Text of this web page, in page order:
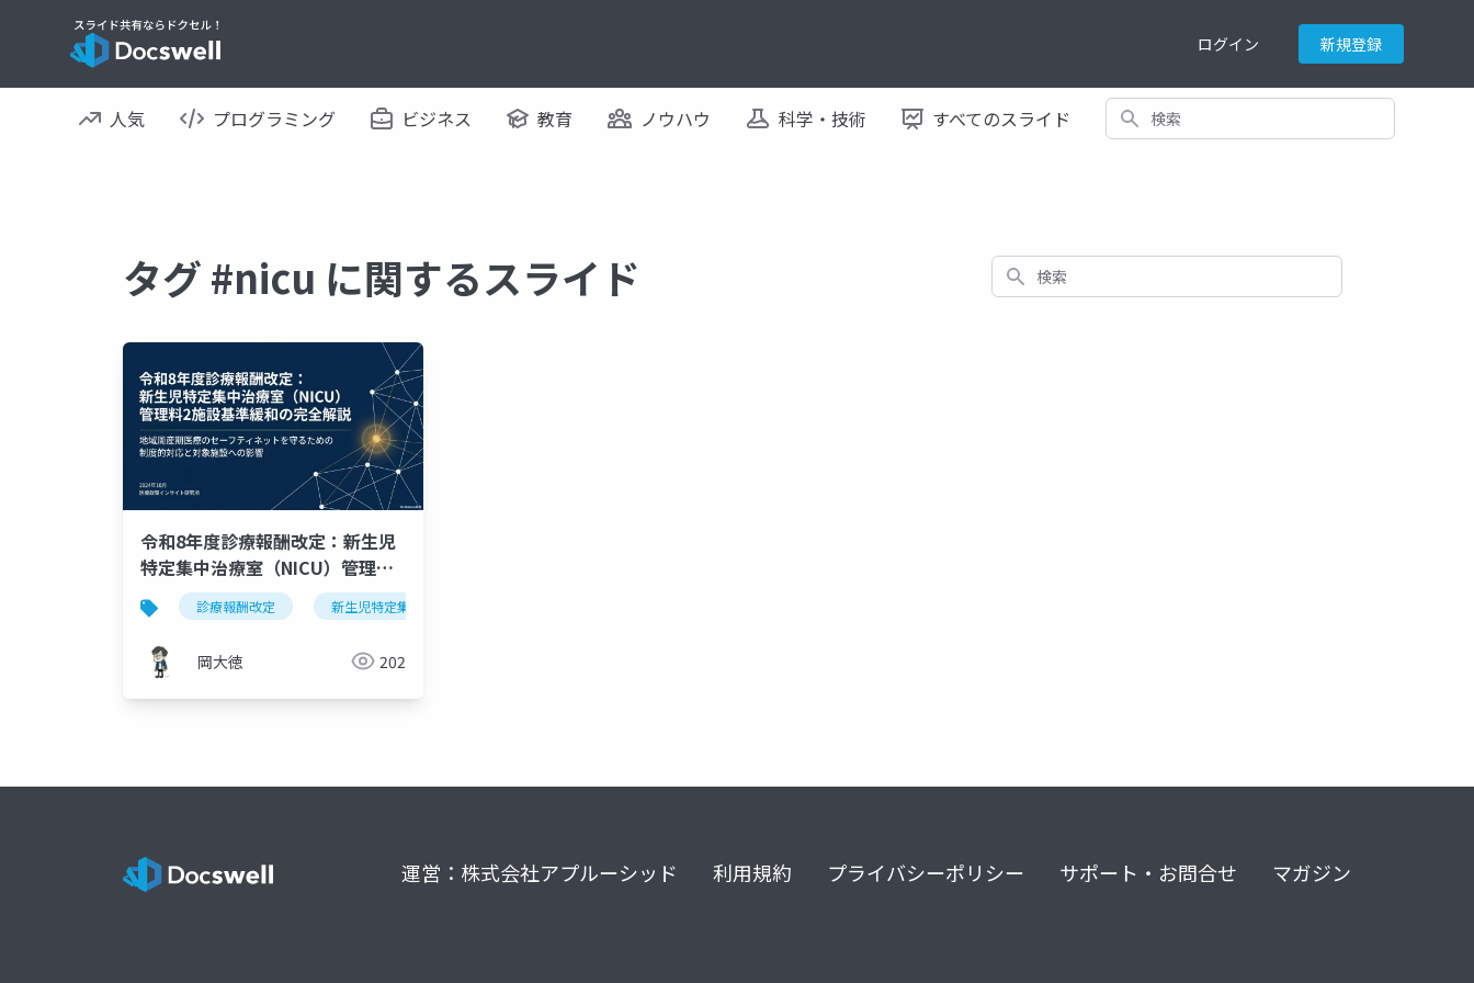
ログイン 新規登録
人気 プログラミング ビジネス 教育 ノウハウ 科学・技術 すべてのスライド 検索
タグ #nicu に関するスライド 検索
令和8年度診療報酬改定：新生児
特定集中治療室（NICU）管理料2
施設基準緩和の完全解説
診療報酬改定 新生児特定集中治療室管理料
岡大徳 202
運営：株式会社アプルーシッド 利用規約 プライバシーポリシー サポート・お問合せ マガジン